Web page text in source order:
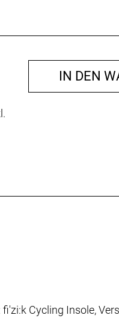
IN DEN
Cycling Insole,